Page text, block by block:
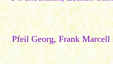
Pfeil Georg, Frank Marcell